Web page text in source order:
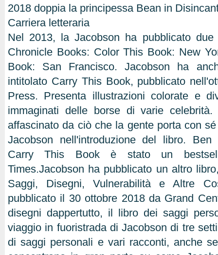
2018 doppia la principessa Bean in
Carriera letteraria
Nel 2013, la Jacobson ha pubblicato
Chronicle Books: Color This Book: New
Book: San Francisco. Jacobson ha
intitolato Carry This Book, pubblicato
Press. Presenta illustrazioni colorate e
immaginati delle borse di varie
affascinato da ciò che la gente porta con
Jacobson nell'introduzione del libro.
Carry This Book è stato un
Times.Jacobson ha pubblicato un altro
Saggi, Disegni, Vulnerabilità e Altre
pubblicato il 30 ottobre 2018 da Grand
disegni dappertutto, il libro dei saggi
viaggio in fuoristrada di Jacobson di tre
di saggi personali e vari racconti, anche